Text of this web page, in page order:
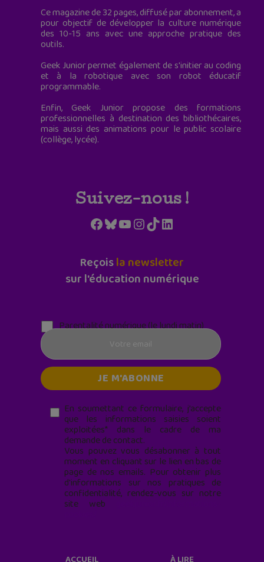
Ce magazine de 32 pages, diffusé par abonnement, a
pour objectif de développer la culture numérique
des 10-15 ans avec une approche pratique des
outils.
Geek Junior permet également de s'initier au coding
et à la robotique avec son robot éducatif
programmable.
Enfin, Geek Junior propose des formations
professionnelles à destination des bibliothécaires,
mais aussi des animations pour le public scolaire
(collège, lycée).
Suivez-nous !
Facebook
Bluesky
YouTube
Instagram
TikTokLinkedIn
Reçoisla newsletter
sur l'éducation numérique
Parentalité numérique (le lundi matin)
En soumettant ce formulaire, j’accepte
que les informations saisies soient
exploitées* dans le cadre de ma
demande de contact.
Vous pouvez vous désabonner à tout
moment en cliquant sur le lien en bas de
page de nos emails. Pour obtenir plus
d'informations sur nos pratiques de
confidentialité, rendez-vous sur notre
site web